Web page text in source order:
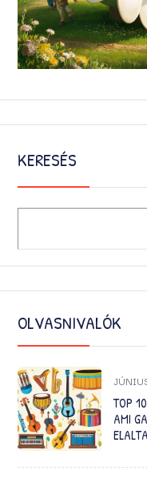
KERESÉS
OLVASNIVALÓK
TOP
AMI